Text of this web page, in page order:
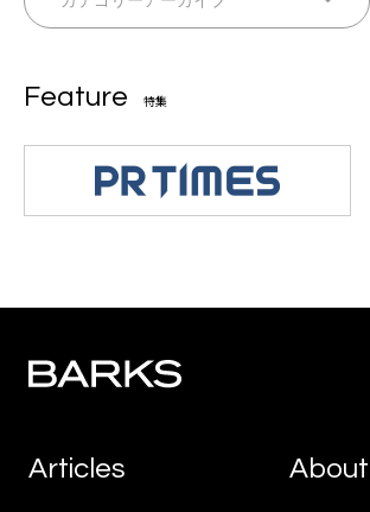
Feature 特集
Articles About